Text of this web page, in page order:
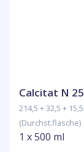
Calcitat N
214,5 + 32,5 +
(Durchst.flasche)
1 x 500 ml